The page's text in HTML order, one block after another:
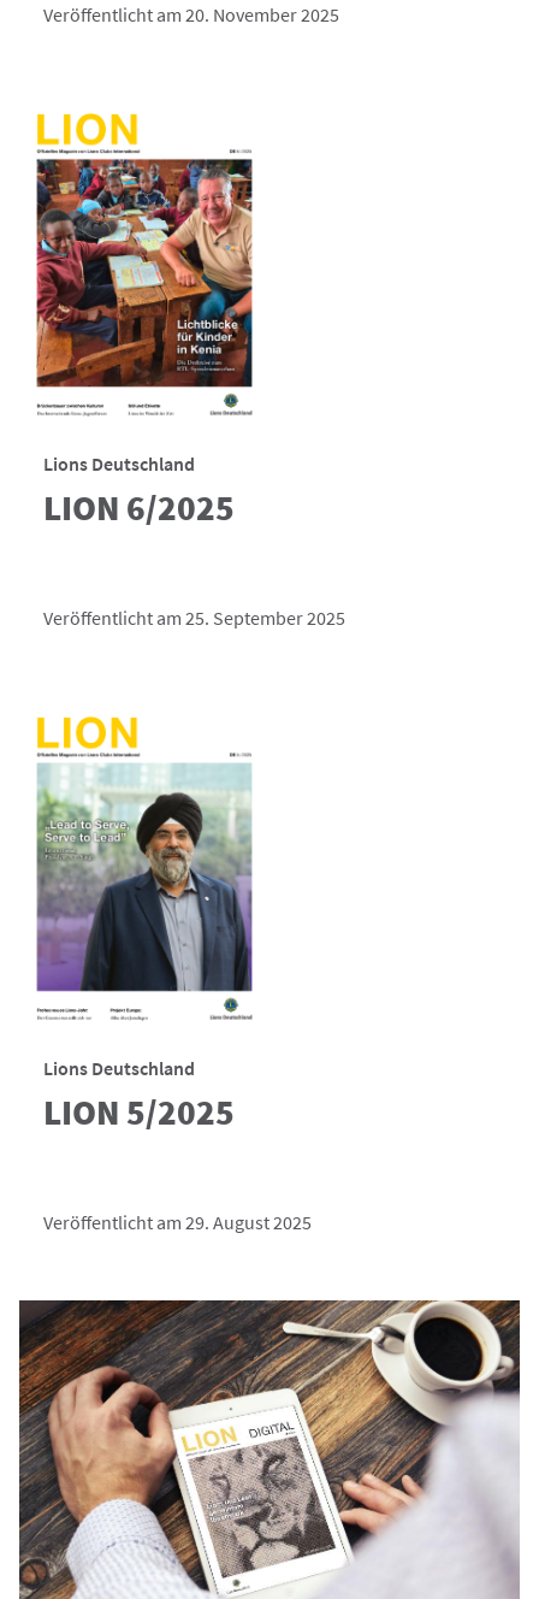
Veröffentlicht am 20. November 2025
Lions Deutschland
LION 6/2025
Veröffentlicht am 25. September 2025
Lions Deutschland
LION 5/2025
Veröffentlicht am 29. August 2025